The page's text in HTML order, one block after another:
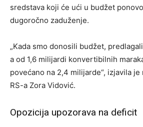
sredstava koji će ući u budžet
dugoročno zaduženje.
„Kada smo donosili budžet,
a od 1,6 milijardi konvertibilnih
povećano na 2,4 milijarde“, izjavila
RS-a Zora Vidović.
Opozicija upozorava na deficit